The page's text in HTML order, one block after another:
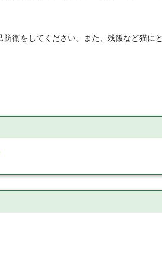
衛をしてください。また、残飯など猫にと